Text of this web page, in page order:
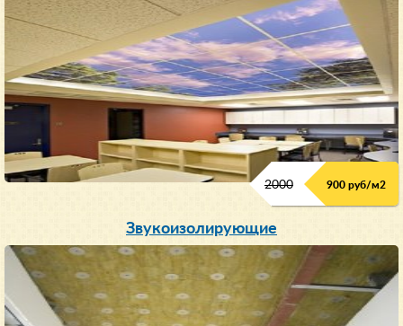
2000 900 руб/м2
Звукоизолирующие